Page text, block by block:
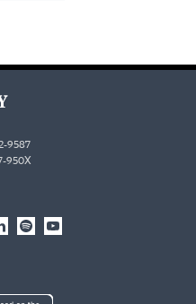
9587
950X